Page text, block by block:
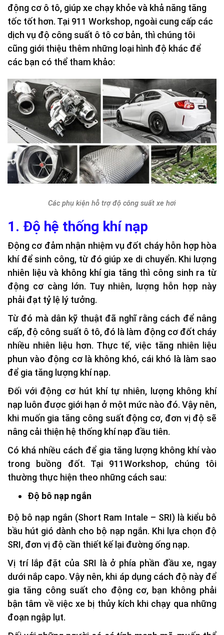
động cơ ô tô, giúp xe chạy khỏe và khả năng tăng
tốc tốt hơn. Tại 911 Workshop, ngoài cung cấp các
dịch vụ độ công suất ô tô cơ bản, thì chúng tôi
cũng giới thiệu thêm những loại hình độ khác để
các bạn có thể tham khảo:
Các phụ kiện hỗ trợ độ công suất xe hơi
1. Độ hệ thống khí nạp
Động cơ đảm nhận nhiệm vụ đốt cháy hỗn hợp hòa
khí để sinh công, từ đó giúp xe di chuyển. Khi lượng
nhiên liệu và không khí gia tăng thì công sinh ra từ
động cơ càng lớn. Tuy nhiên, lượng hỗn hợp này
phải đạt tỷ lệ lý tưởng.
Từ đó mà dân kỹ thuật đã nghĩ rằng cách để nâng
cấp, độ công suất ô tô, đó là làm động cơ đốt cháy
nhiều nhiên liệu hơn. Thực tế, việc tăng nhiên liệu
phun vào động cơ là không khó, cái khó là làm sao
để gia tăng lượng khí nạp.
Đối với động cơ hút khí tự nhiên, lượng không khí
nạp luôn được giới hạn ở một mức nào đó. Vậy nên,
khi muốn gia tăng công suất động cơ, đơn vị độ sẽ
nâng cải thiện hệ thống khí nạp đầu tiên.
Có khá nhiều cách để gia tăng lượng không khí vào
trong buồng đốt. Tại 911Workshop, chúng tôi
thường thực hiện theo những cách sau:
Độ bô nạp ngắn
Độ bô nạp ngắn (Short Ram Intale – SRI) là kiểu bô
bầu hút gió dành cho bộ nạp ngắn. Khi lựa chọn độ
SRI, đơn vị độ cần thiết kế lại đường ống nạp.
Vị trí lắp đặt của SRI là ở phía phần đầu xe, ngay
dưới nắp capo. Vậy nên, khi áp dụng cách độ này để
gia tăng công suất cho động cơ, bạn không phải
bận tâm về việc xe bị thủy kích khi chạy qua những
đoạn ngập lụt.